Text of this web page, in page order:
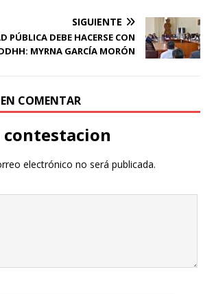
SIGUIENTE
PÚBLICA DEBE HACERSE CON
MYRNA GARCÍA MORÓN
EN COMENTAR
contestacion
electrónico no será publicada.